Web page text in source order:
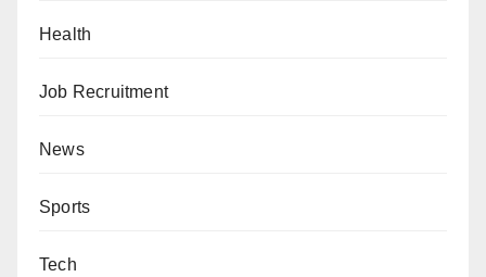
Health
Job Recruitment
News
Sports
Tech